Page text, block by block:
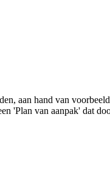
aan hand van
'Plan van aanpak' dat